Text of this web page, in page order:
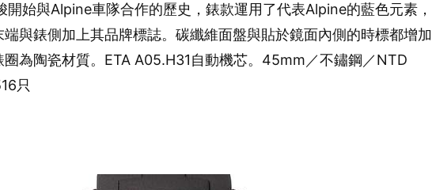
開始與Alpine車隊合作的歷史，錶款運用了代表Alpine的藍色元素，
端與錶側加上其品牌標誌。碳纖維面盤與貼於鏡面內側的時標都增加
圈為陶瓷材質。ETA A05.H31自動機芯。45mm／不鏽鋼／NTD
只